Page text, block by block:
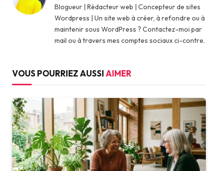
Blogueur | Rédacteur web | Concepteur de sites
Wordpress | Un site web à créer, à refondre ou à
maintenir sous WordPress ? Contactez-moi par
mail ou à travers mes comptes sociaux ci-contre.
VOUS POURRIEZ AUSSIAIMER